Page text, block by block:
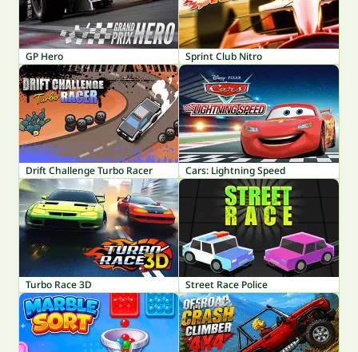
GP Hero Sprint Club Nitro
Drift Challenge Turbo Racer Cars: Lightning Speed
Turbo Race 3D Street Race Police